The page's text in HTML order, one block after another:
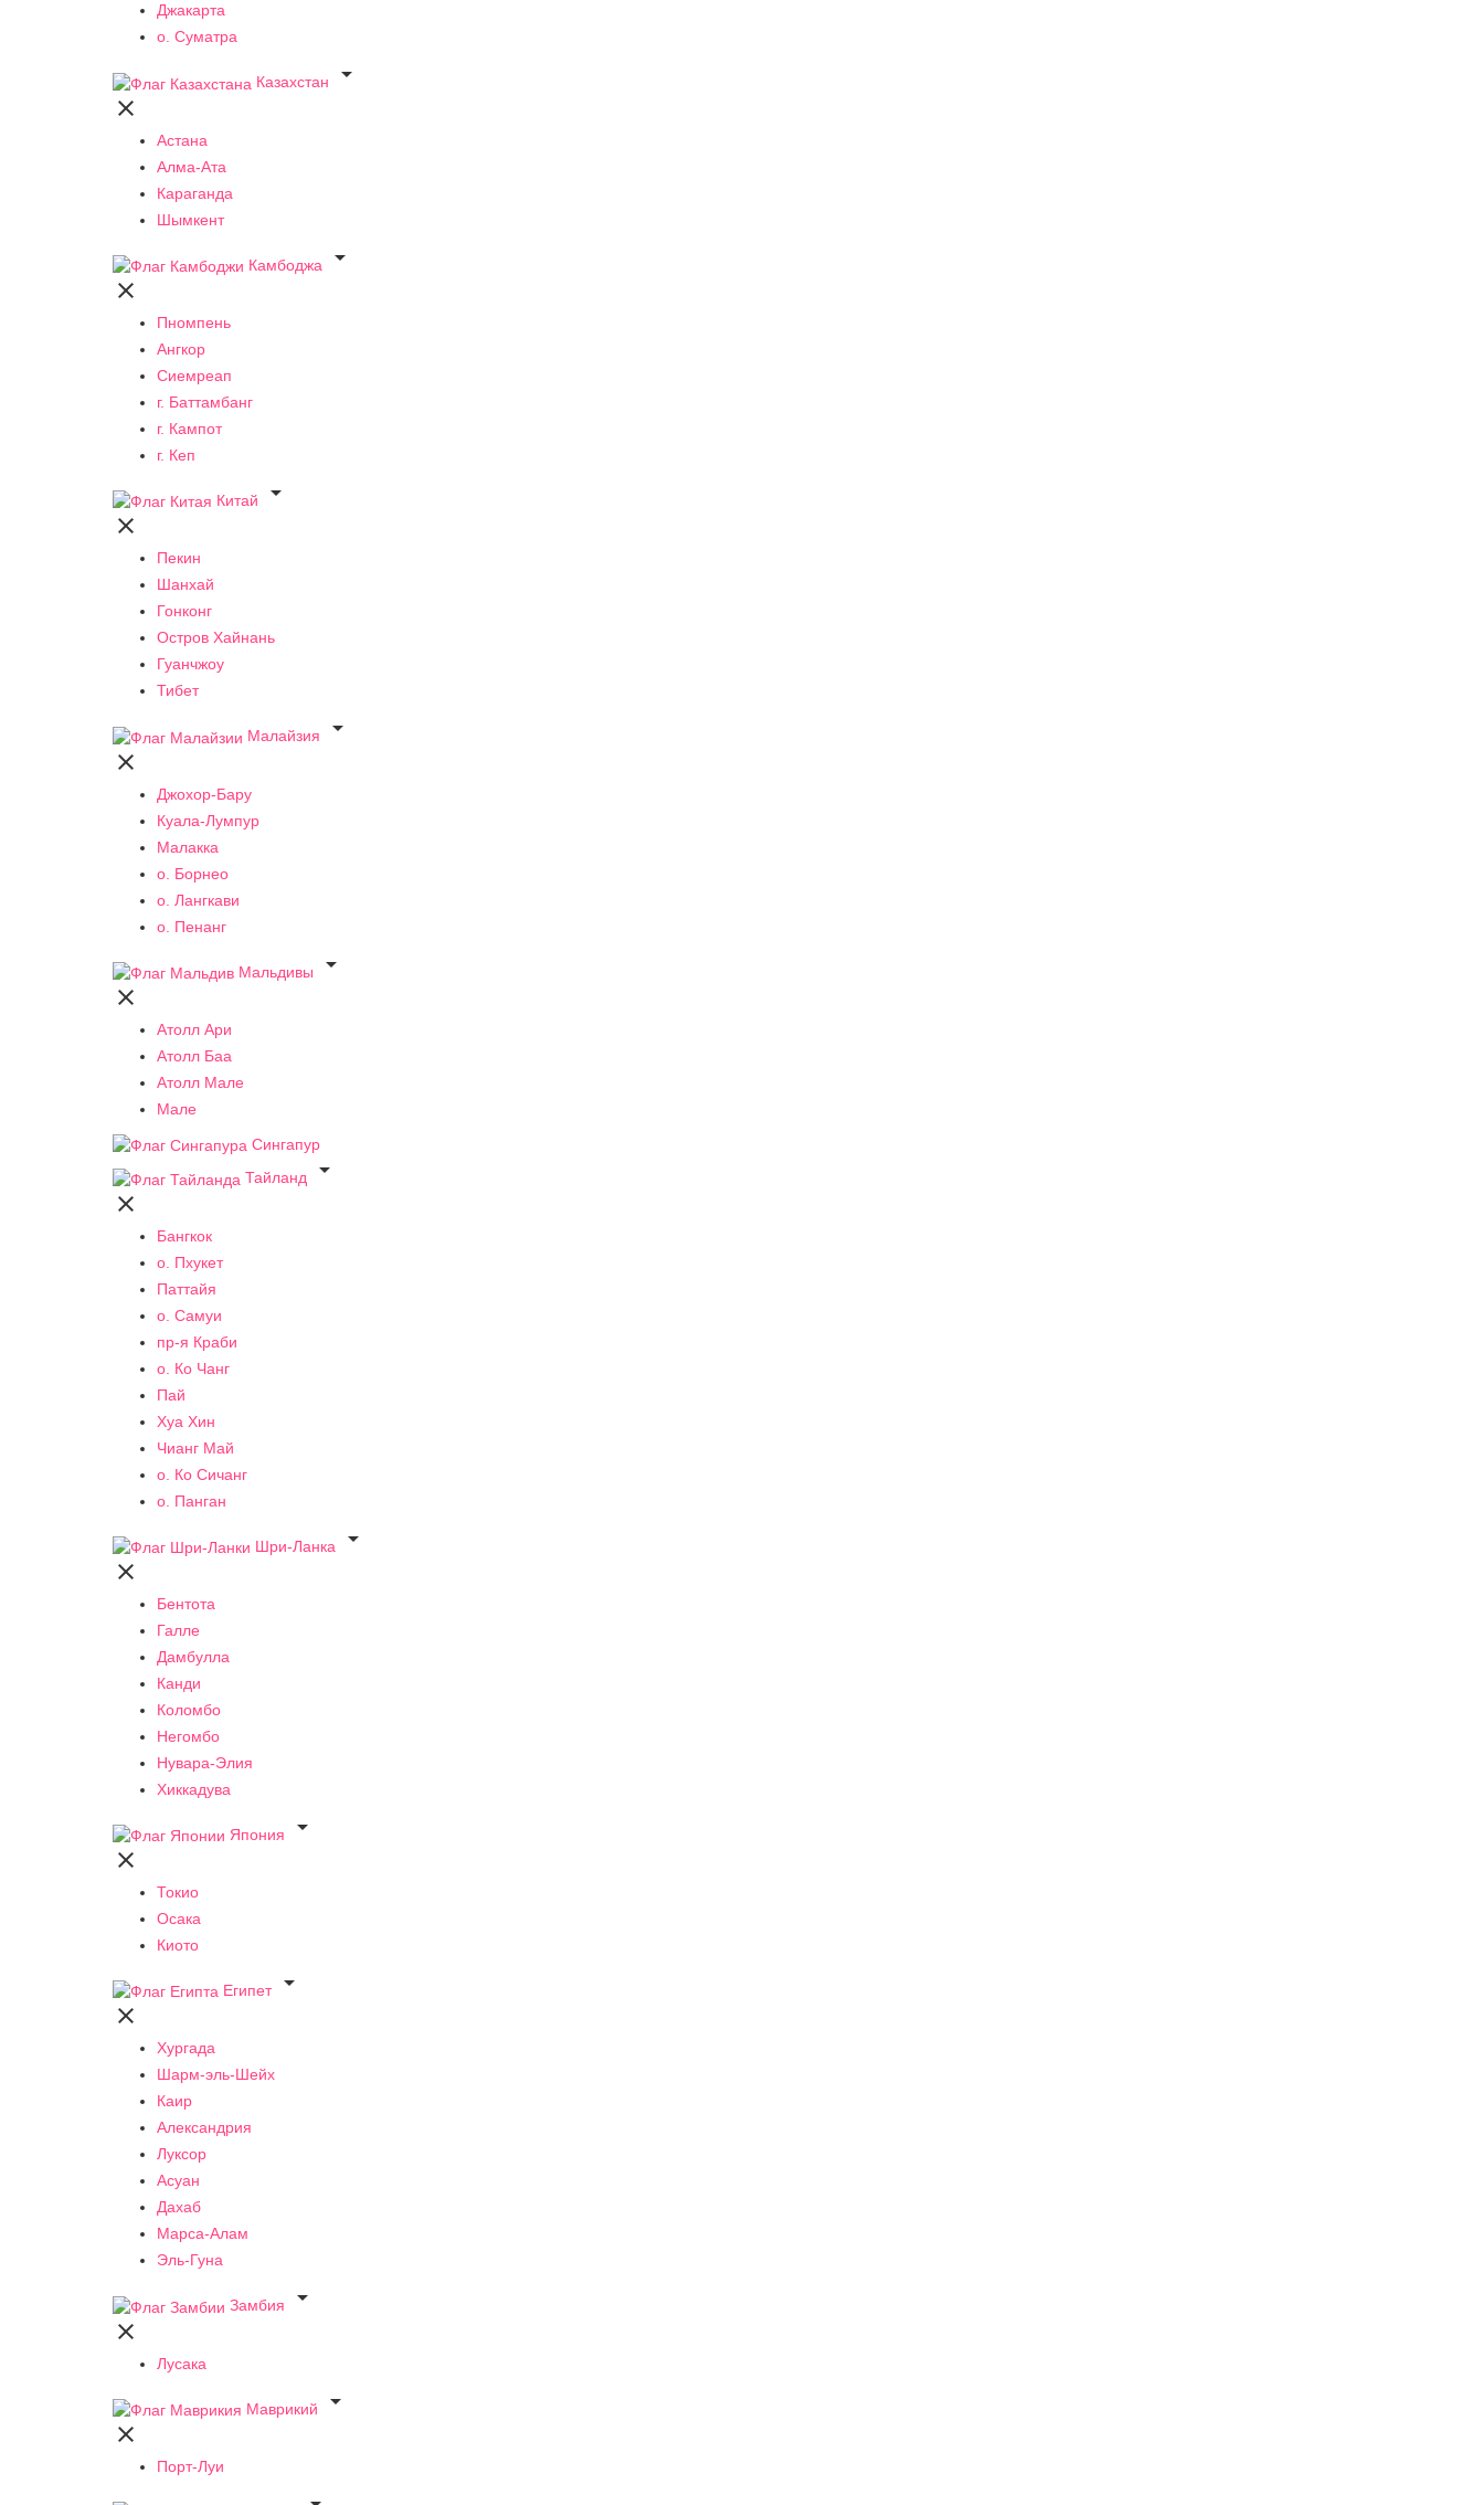
Джакарта
о. Суматра
Казахстан


Астана
Алма-Ата
Караганда
Шымкент
Камбоджа


Пномпень
Ангкор
Сиемреап
г. Баттамбанг
г. Кампот
г. Кеп
Китай


Пекин
Шанхай
Гонконг
Остров Хайнань
Гуанчжоу
Тибет
Малайзия


Джохор-Бару
Куала-Лумпур
Малакка
о. Борнео
о. Лангкави
о. Пенанг
Мальдивы


Атолл Ари
Атолл Баа
Атолл Мале
Мале
Сингапур
Тайланд


Бангкок
о. Пхукет
Паттайя
о. Самуи
пр-я Краби
о. Ко Чанг
Пай
Хуа Хин
Чианг Май
о. Ко Сичанг
о. Панган
Шри-Ланка


Бентота
Галле
Дамбулла
Канди
Коломбо
Негомбо
Нувара-Элия
Хиккадува
Япония


Токио
Осака
Киото
Египет


Хургада
Шарм-эль-Шейх
Каир
Александрия
Луксор
Асуан
Дахаб
Марса-Алам
Эль-Гуна
Замбия


Лусака
Маврикий


Порт-Луи